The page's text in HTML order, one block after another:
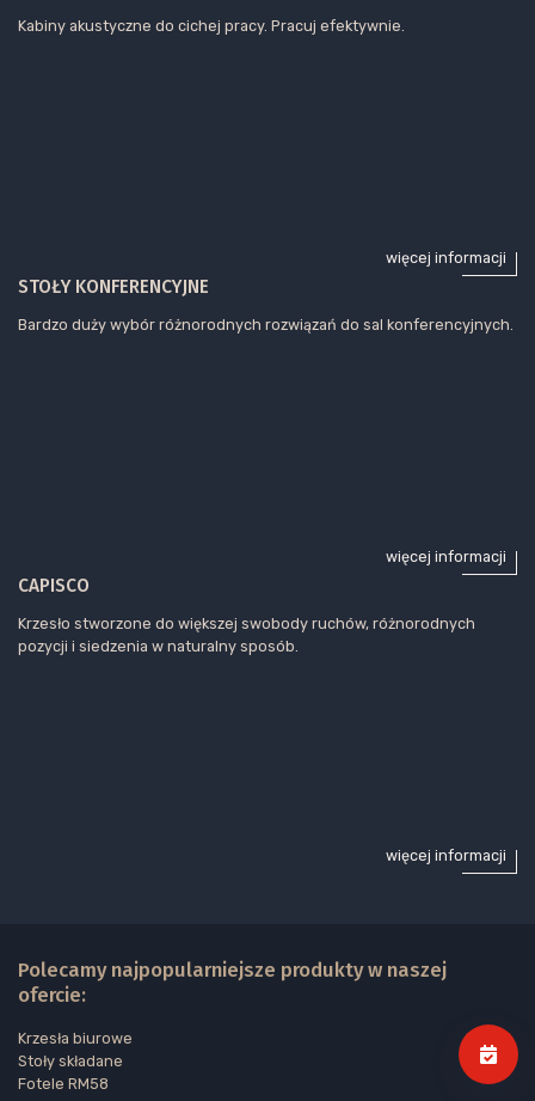
Kabiny akustyczne do cichej pracy. Pracuj efektywnie.
więcej informacji
STOŁY KONFERENCYJNE
Bardzo duży wybór różnorodnych rozwiązań do sal konferencyjnych.
więcej informacji
CAPISCO
Krzesło stworzone do większej swobody ruchów, różnorodnych
pozycji i siedzenia w naturalny sposób.
więcej informacji
Polecamy najpopularniejsze produkty w naszej
ofercie:
Krzesła biurowe
Stoły składane
Fotele RM58